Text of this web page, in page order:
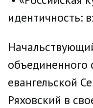
идентичность:
объединенного
евангельской
Ряховский в